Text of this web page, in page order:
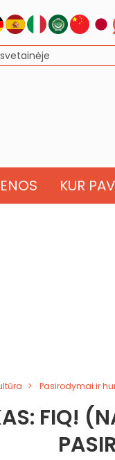
KUR
Pasirodymai ir
FIQ!